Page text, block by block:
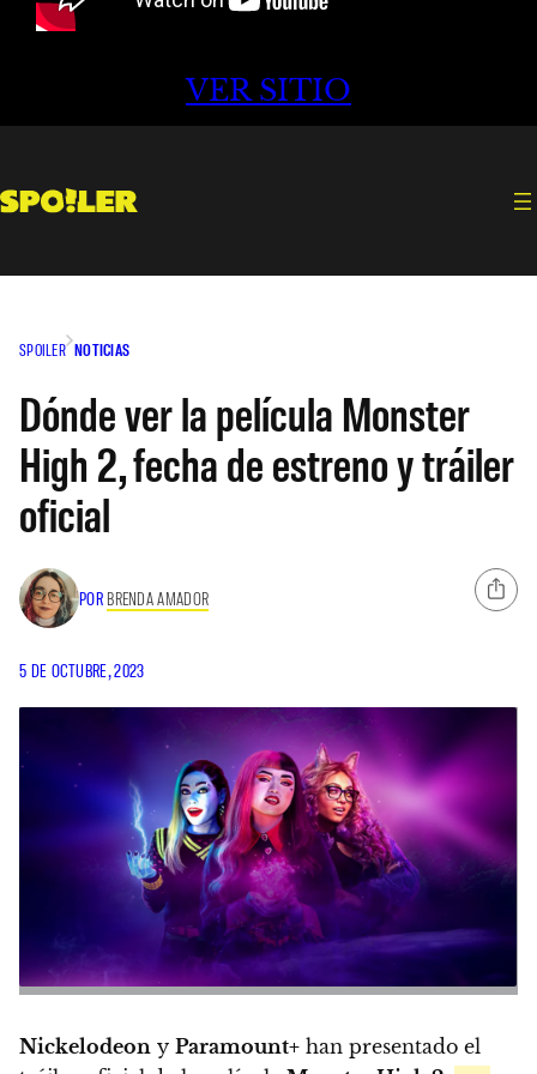
VER SITIO
SPOILER NOTICIAS
Dónde ver la película Monster
High 2, fecha de estreno y tráiler
oficial
POR BRENDA AMADOR
5 DE OCTUBRE, 2023
Nickelodeon y Paramount+ han presentado el